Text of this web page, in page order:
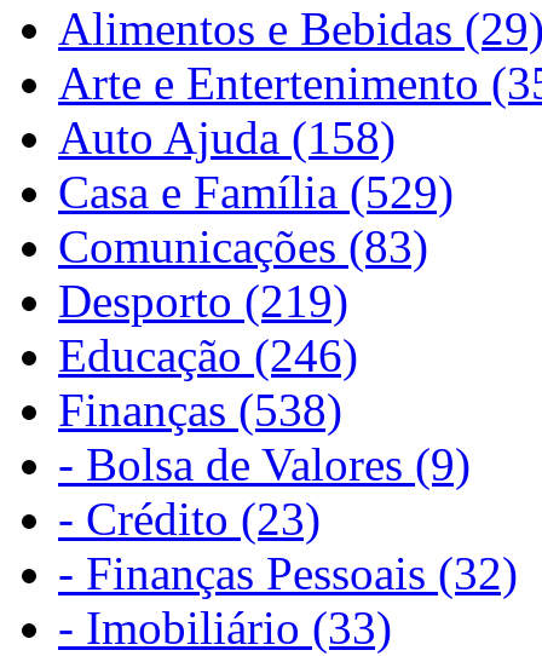
Alimentos e Bebidas
Arte e Entertenimento
Auto Ajuda (158)
Casa e Família (529)
Comunicações (83)
Desporto (219)
Educação (246)
Finanças (538)
- Bolsa de Valores (9)
- Crédito (23)
- Finanças Pessoais (32)
- Imobiliário (33)